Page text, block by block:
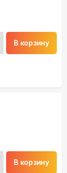
В корзину
В корзину